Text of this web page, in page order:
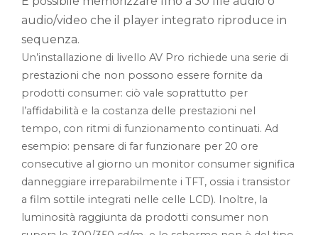
audio/video che il player integrato riproduce in
sequenza.
Un’installazione di livello AV Pro richiede una serie di
prestazioni che non possono essere fornite da
prodotti consumer: ciò vale soprattutto per
l’affidabilità e la costanza delle prestazioni nel
tempo, con ritmi di funzionamento continuati. Ad
esempio: pensare di far funzionare per 20 ore
consecutive al giorno un monitor consumer significa
danneggiare irreparabilmente i TFT, ossia i transistor
a film sottile integrati nelle celle LCD). Inoltre, la
luminosità raggiunta da prodotti consumer non